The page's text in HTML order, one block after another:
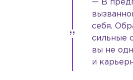
— В
себя.
сильные
вы не
и